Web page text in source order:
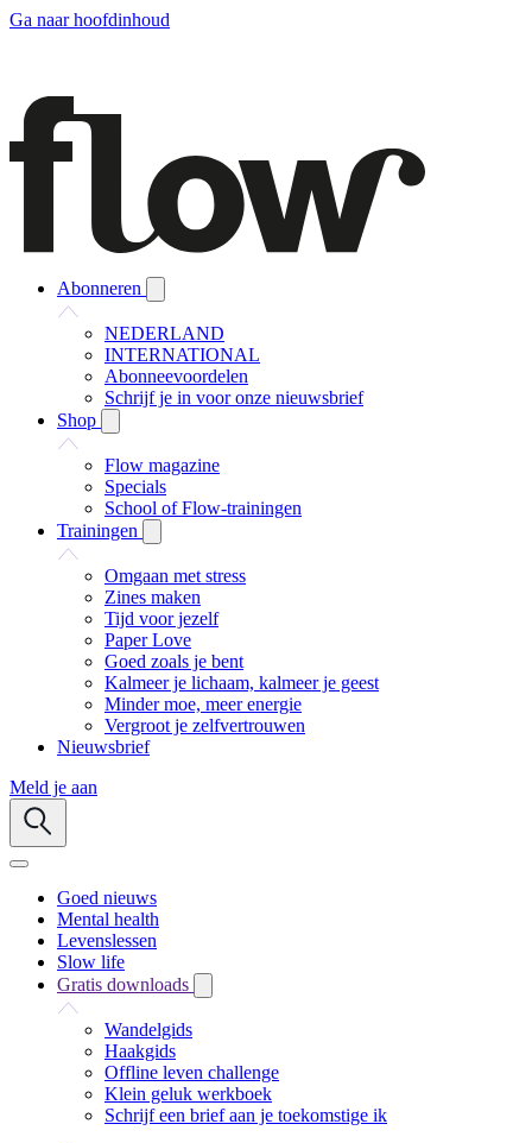
Ga naar hoofdinhoud
Abonneren
NEDERLAND
INTERNATIONAL
Abonneevoordelen
Schrijf je in voor onze nieuwsbrief
Shop
Flow magazine
Specials
School of Flow-trainingen
Trainingen
Omgaan met stress
Zines maken
Tijd voor jezelf
Paper Love
Goed zoals je bent
Kalmeer je lichaam, kalmeer je geest
Minder moe, meer energie
Vergroot je zelfvertrouwen
Nieuwsbrief
Meld je aan
Goed nieuws
Mental health
Levenslessen
Slow life
Gratis downloads
Wandelgids
Haakgids
Offline leven challenge
Klein geluk werkboek
Schrijf een brief aan je toekomstige ik